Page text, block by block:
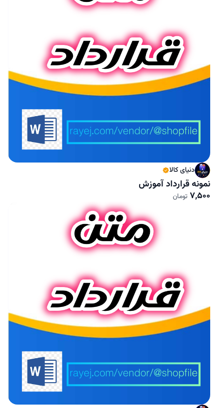
دنیای کالا
نمونه قرارداد آموزش
7,500 تومان